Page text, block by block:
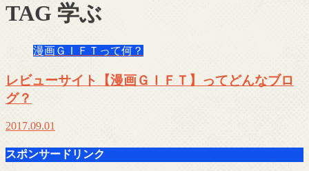
TAG 学ぶ
漫画ＧＩＦＴって何？
レビューサイト【漫画ＧＩＦＴ】ってどんなブロ
グ？
2017.09.01
スポンサードリンク